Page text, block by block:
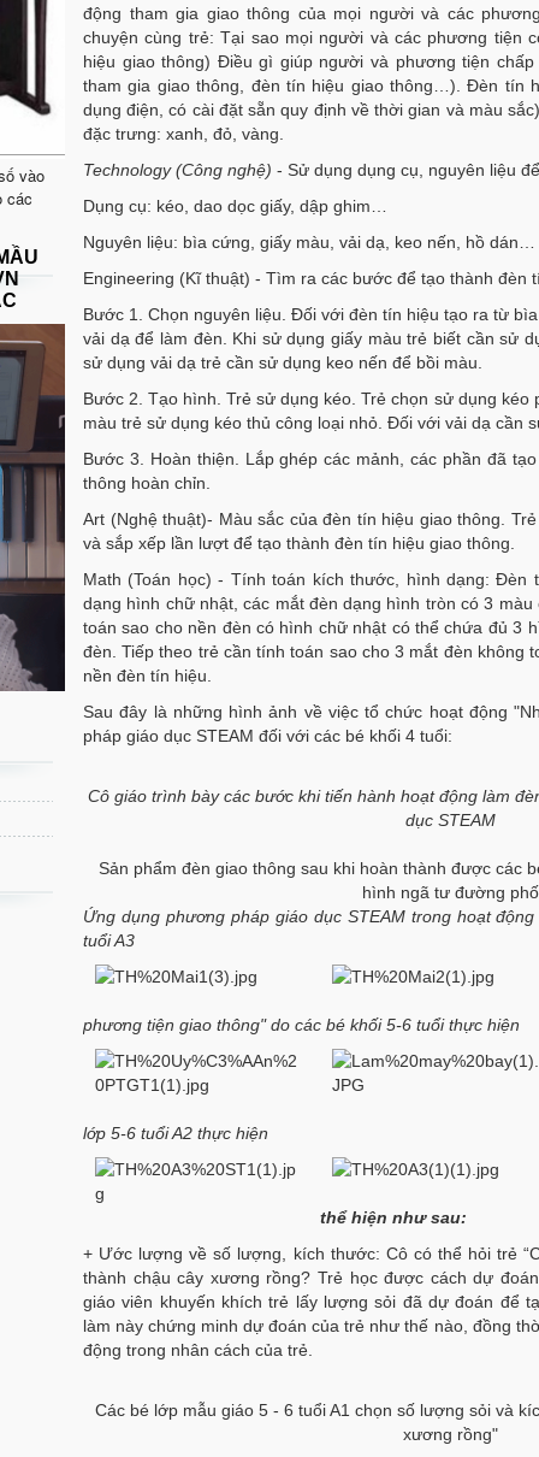
vào
các
động tham gia giao thông của mọi người và các
chuyện cùng trẻ: Tại sao mọi người và các phương tiện
hiệu giao thông) Điều gì giúp người và phương tiện
tham gia giao thông, đèn tín hiệu giao thông…). Đèn tín
dụng điện, có cài đặt sẵn quy định về thời gian và màu
đặc trưng: xanh, đỏ, vàng.
Technology (Công nghệ) - Sử dụng dụng cụ, nguyên liệu
Dụng cụ: kéo, dao dọc giấy, dập ghim…
Nguyên liệu: bìa cứng, giấy màu, vải dạ, keo nến, hồ dán…
Engineering (Kĩ thuật) - Tìm ra các bước để tạo thành đèn
Bước 1. Chọn nguyên liệu. Đối với đèn tín hiệu tạo ra từ
vải dạ để làm đèn. Khi sử dụng giấy màu trẻ biết cần sử
sử dụng vải dạ trẻ cần sử dụng keo nến để bồi màu.
Bước 2. Tạo hình. Trẻ sử dụng kéo. Trẻ chọn sử dụng
màu trẻ sử dụng kéo thủ công loại nhỏ. Đối với vải dạ cần
Bước 3. Hoàn thiện. Lắp ghép các mảnh, các phần đã
thông hoàn chỉn.
Art (Nghệ thuật)- Màu sắc của đèn tín hiệu giao thông.
và sắp xếp lần lượt để tạo thành đèn tín hiệu giao thông.
Math (Toán học) - Tính toán kích thước, hình dạng: Đèn
dạng hình chữ nhật, các mắt đèn dạng hình tròn có 3
toán sao cho nền đèn có hình chữ nhật có thể chứa đủ 3
đèn. Tiếp theo trẻ cần tính toán sao cho 3 mắt đèn không
nền đèn tín hiệu.
Sau đây là những hình ảnh về việc tổ chức hoạt động
pháp giáo dục STEAM đối với các bé khối 4 tuổi:
Cô giáo trình bày các bước khi tiến hành hoạt động làm
dục STEAM
Sản phẩm đèn giao thông sau khi hoàn thành được các
hình ngã tư đường phố
Ứng dụng phương pháp giáo dục STEAM trong hoạt
tuổi A3
phương tiện giao thông" do các bé khối 5-6 tuổi thực hiện
lớp 5-6 tuổi A2 thực hiện
thể hiện như sau:
+ Ước lượng về số lượng, kích thước: Cô có thể hỏi trẻ
thành chậu cây xương rồng? Trẻ học được cách dự
giáo viên khuyến khích trẻ lấy lượng sỏi đã dự đoán để
làm này chứng minh dự đoán của trẻ như thế nào, đồng
động trong nhân cách của trẻ.
Các bé lớp mẫu giáo 5 - 6 tuổi A1 chọn số lượng sỏi và
xương rồng"